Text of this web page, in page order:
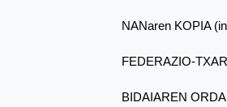
NANaren KOPIA
FEDERAZIO-
BIDAIAREN